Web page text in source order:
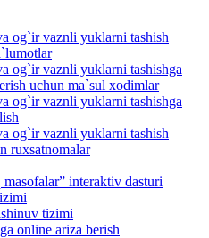
og`ir vaznli yuklarni tashish
og`ir vaznli yuklarni tashishga
uchun ma`sul xodimlar
og`ir vaznli yuklarni tashishga
og`ir vaznli yuklarni tashish
ruxsatnomalar
interaktiv dasturi
tizimi
online ariza berish